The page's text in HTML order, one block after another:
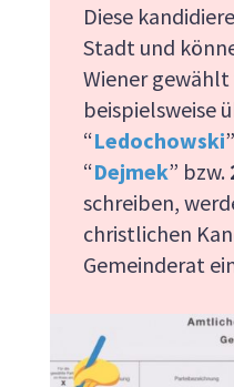
Diese
Stadt und
Wiener gewählt
beispielsweise
“Ledochowski
“Dejmek” bzw.
schreiben,
christlichen
Gemeinderat